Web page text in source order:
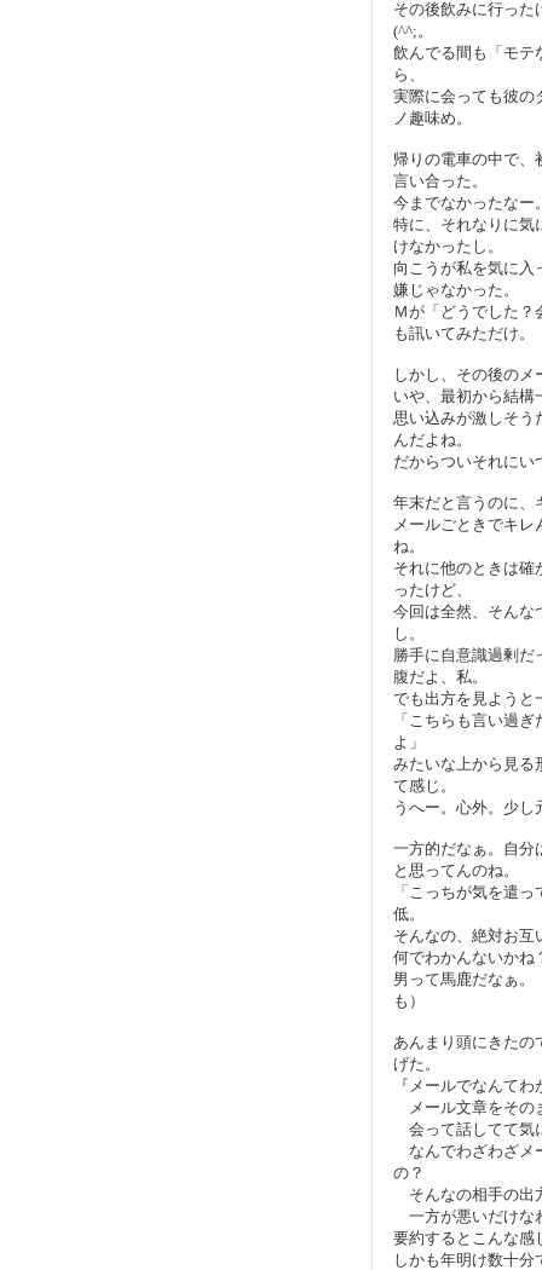
その後飲みに行った
(^^;。
飲んでる間も「モテ
ら、
実際に会っても彼の
ノ趣味め。
帰りの電車の中で、
言い合った。
今までなかったなー
特に、それなりに気
けなかったし。
向こうが私を気に入
嫌じゃなかった。
Ｍが「どうでした
も訊いてみただけ。
しかし、その後の
いや、最初から結構
思い込みが激しそう
んだよね。
だからついそれにい
年末だと言うのに、
メールごときでキ
ね。
それに他のときは確
ったけど、
今回は全然、そんな
し。
勝手に自意識過剰だ
腹だよ、私。
でも出方を見ようと
「こちらも言い過
よ」
みたいな上から見る
て感じ。
うへー。心外。少
一方的だなぁ。自分
と思ってんのね。
「こっちが気を遣
低。
そんなの、絶対お互
何でわかんないかね
男って馬鹿だなぁ。
も）
あんまり頭にきたの
げた。
『メールでなんて
メール文章をその
会って話してて気
なんでわざわざメ
の？
そんなの相手の出
一方が悪いだけな
要約するとこんな感
しかも年明け数十